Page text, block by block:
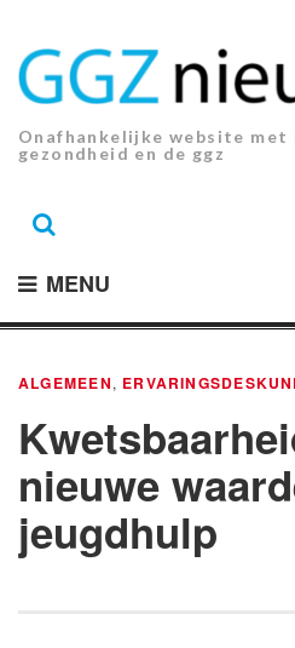
inhoud.
Onafhankelijke website met
gezondheid en de ggz
MENU
ALGEMEEN,
nieuwe
jeugdhulp